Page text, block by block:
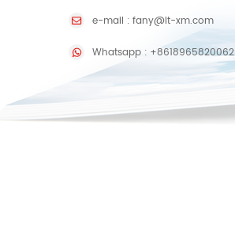
e-mail : fany@lt-xm.com
Whatsapp : +8618965820062